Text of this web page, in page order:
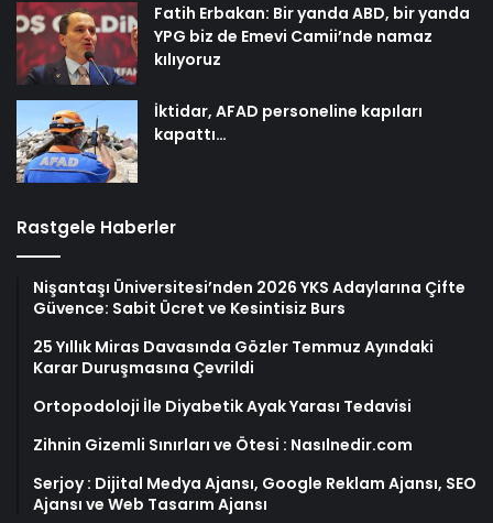
Fatih Erbakan: Bir yanda ABD, bir yanda
YPG biz de Emevi Camii’nde namaz
kılıyoruz
İktidar, AFAD personeline kapıları
kapattı…
Rastgele Haberler
Nişantaşı Üniversitesi’nden 2026 YKS Adaylarına Çifte
Güvence: Sabit Ücret ve Kesintisiz Burs
25 Yıllık Miras Davasında Gözler Temmuz Ayındaki
Karar Duruşmasına Çevrildi
Ortopodoloji İle Diyabetik Ayak Yarası Tedavisi
Zihnin Gizemli Sınırları ve Ötesi : Nasılnedir.com
Serjoy : Dijital Medya Ajansı, Google Reklam Ajansı, SEO
Ajansı ve Web Tasarım Ajansı